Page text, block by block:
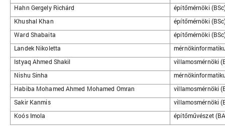
Hahn Gergely Richárd
építőmérnöki
Khushal Khan
építőmérnöki
Ward Shabaita
építőmérnöki
Landek Nikoletta
Istyaq Ahmed Shakil
villamosmérnöki
Nishu Sinha
Habiba Mohamed Ahmed Mohamed Omran
villamosmérnöki
Sakir Kanmis
villamosmérnöki
Koós Imola
építőművészet